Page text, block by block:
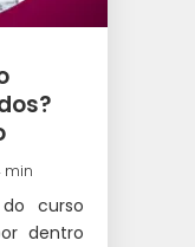
min
curso
dentro